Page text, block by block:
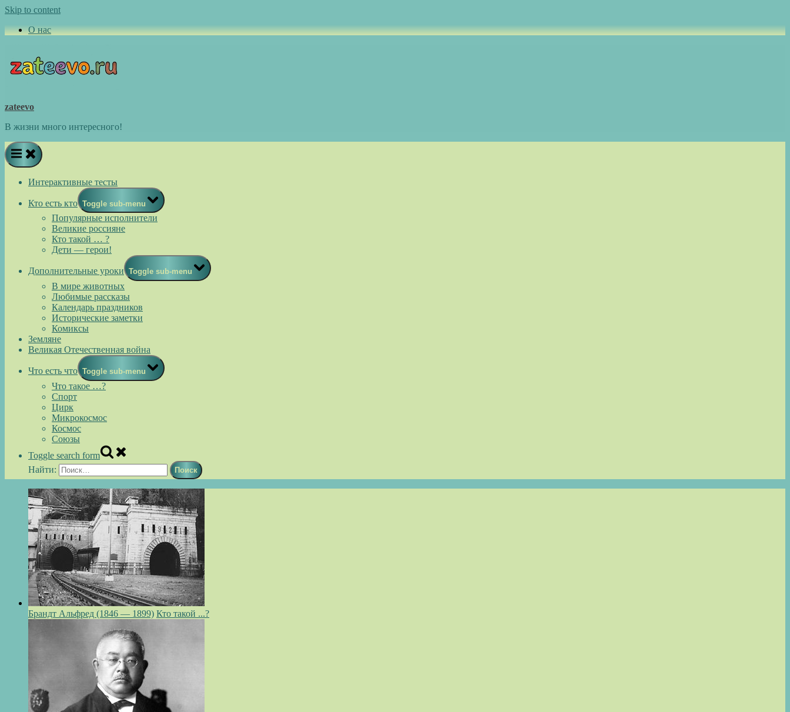
Skip to content
О нас
zateevo
В жизни много интересного!
Интерактивные тесты
Кто есть кто Toggle sub-menu
Популярные исполнители
Великие россияне
Кто такой … ?
Дети — герои!
Дополнительные уроки Toggle sub-menu
В мире животных
Любимые рассказы
Календарь праздников
Исторические заметки
Комиксы
Земляне
Великая Отечественная война
Что есть что Toggle sub-menu
Что такое …?
Спорт
Цирк
Микрокосмос
Космос
Союзы
Toggle search form
Найти:
Брандт Альфред (1846 — 1899) Кто такой ...?